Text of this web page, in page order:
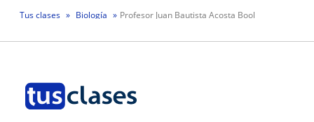
Tus clases Biología Profesor Juan Bautista Acosta Bool